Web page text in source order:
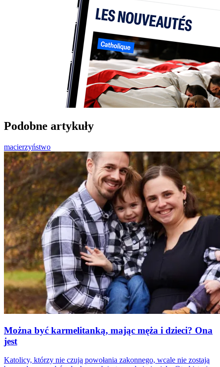
Podobne artykuły
macierzyństwo
Można być karmelitanką, mając męża i dzieci? Ona
jest
Katolicy, którzy nie czują powołania zakonnego, wcale nie zostają